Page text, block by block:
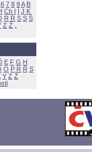
6 7 8 9A B
Ch I Í J K
R Ř S Ś
Z
E F G H
O P R Ř S
Y Z